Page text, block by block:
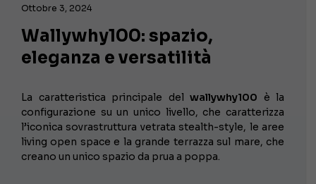
Ottobre 3, 2024
Wallywhy100: spazio,
eleganza e versatilità
La caratteristica principale del wallywhy100 è la
configurazione su un unico livello, che caratterizza
l’iconica sovrastruttura vetrata stealth-style, le aree
living open space e la grande terrazza sul mare, che
creano un unico spazio da prua a poppa.